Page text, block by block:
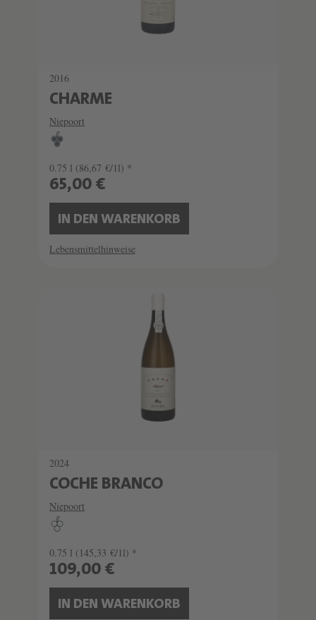
2016
CHARME
Niepoort
0.75 l (86,67 €/1l) *
65,00 €
IN DEN WARENKORB
Lebensmittelhinweise
2024
COCHE BRANCO
Niepoort
0.75 l (145,33 €/1l) *
109,00 €
IN DEN WARENKORB